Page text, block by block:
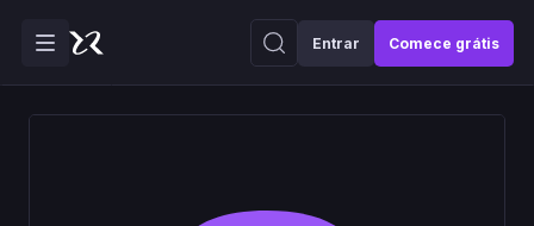
Entrar Comece grátis